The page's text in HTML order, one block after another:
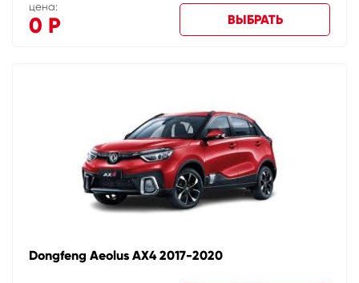
цена:
0 Р ВЫБРАТЬ
Dongfeng Aeolus AX4 2017-2020